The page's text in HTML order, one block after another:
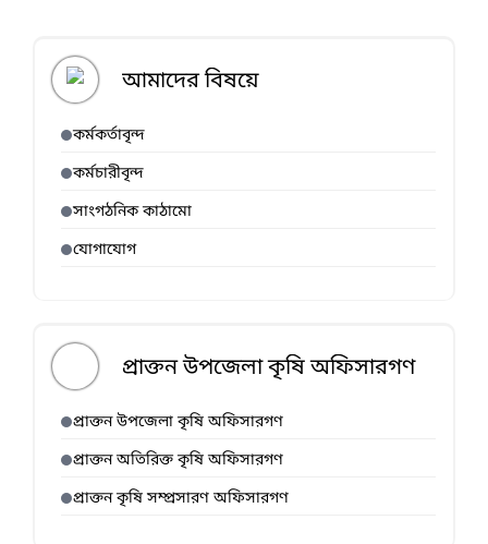
আমাদের বিষয়ে
কর্মকর্তাবৃন্দ
কর্মচারীবৃন্দ
সাংগঠনিক কাঠামো
যোগাযোগ
প্রাক্তন উপজেলা কৃষি অফিসারগণ
প্রাক্তন উপজেলা কৃষি অফিসারগণ
প্রাক্তন অতিরিক্ত কৃষি অফিসারগণ
প্রাক্তন কৃষি সম্প্রসারণ অফিসারগণ